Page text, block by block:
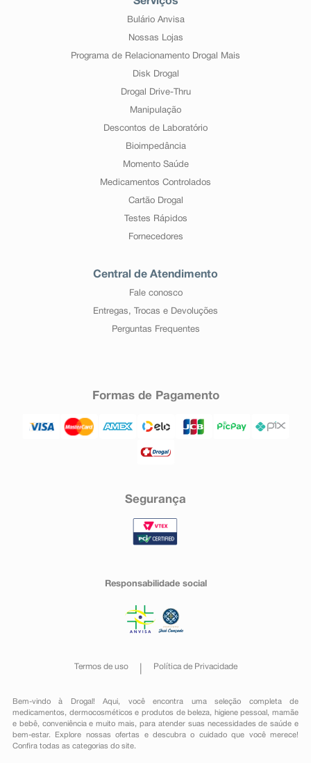
Bulário Anvisa
Nossas Lojas
Programa de Relacionamento Drogal Mais
Disk Drogal
Drogal Drive-Thru
Manipulação
Descontos de Laboratório
Bioimpedância
Momento Saúde
Medicamentos Controlados
Cartão Drogal
Testes Rápidos
Fornecedores
Central de Atendimento
Fale conosco
Entregas, Trocas e Devoluções
Perguntas Frequentes
Formas de Pagamento
Segurança
Responsabilidade social
Termos de uso Política de Privacidade
Bem-vindo à Drogal! Aqui, você encontra uma seleção completa de
medicamentos , dermocosméticos e produtos de beleza, higiene pessoal ,mamãe
e bebê, conveniênciae muito mais, para atender suas necessidades de saúde e
bem-estar. Explore nossas ofertas e descubra o cuidado que você merece!
Confira todas as categorias do site.